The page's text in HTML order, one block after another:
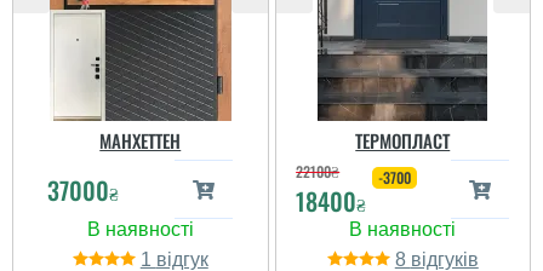
МАНХЕТТЕН
37000₴
1
ТЕРМОПЛАСТ
22100₴
18400₴
-3700
8